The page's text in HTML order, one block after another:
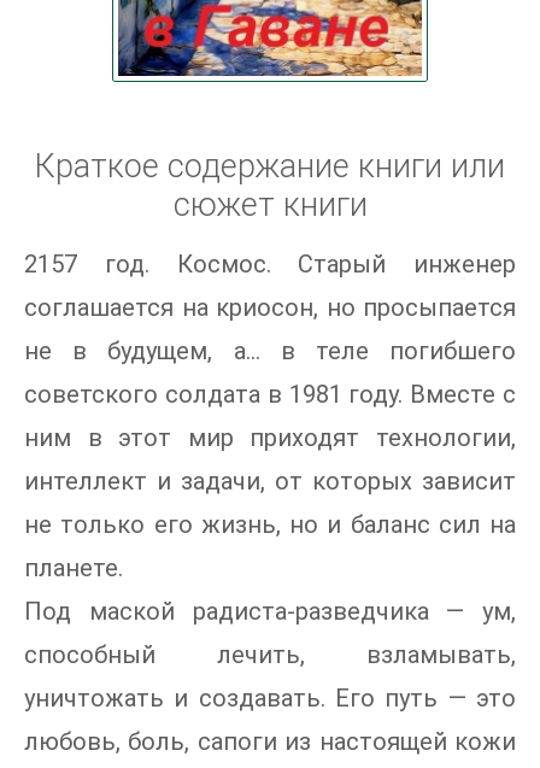
Краткое содержание книги или
сюжет книги
2157 год. Космос. Старый инженер
соглашается на криосон, но просыпается
не в будущем, а… в теле погибшего
советского солдата в 1981 году. Вместе с
ним в этот мир приходят технологии,
интеллект и задачи, от которых зависит
не только его жизнь, но и баланс сил на
планете.
Под маской радиста-разведчика — ум,
способный лечить, взламывать,
уничтожать и создавать. Его путь — это
любовь, боль, сапоги из настоящей кожи